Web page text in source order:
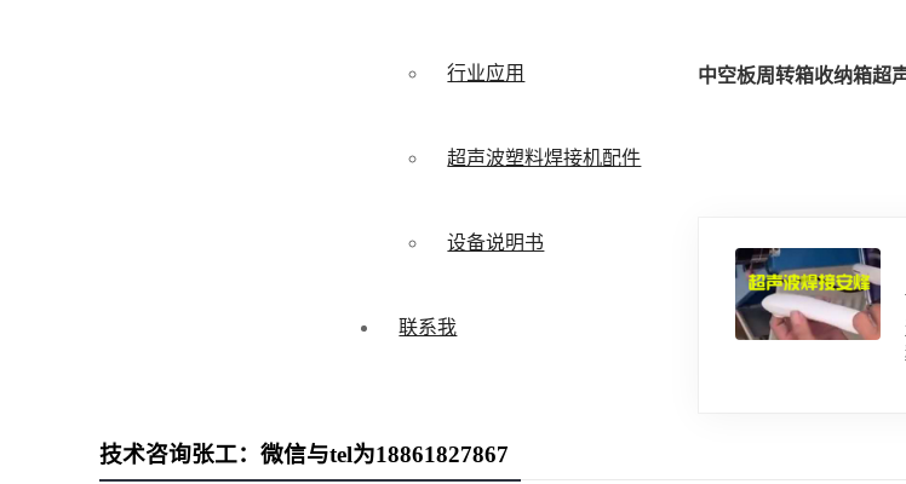
行业应用
超声波塑料焊接机配件
设备说明书
联系我
中空板周转箱收纳箱超
技术咨询张工：微信与tel为18861827867